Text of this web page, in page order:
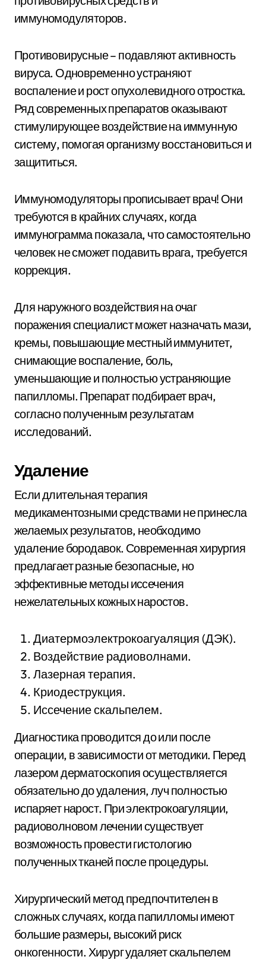
иммуномодуляторов.
Противовирусные – подавляют активность
вируса. Одновременно устраняют
воспаление и рост опухолевидного отростка.
Ряд современных препаратов оказывают
стимулирующее воздействие на иммунную
систему, помогая организму восстановиться и
защититься.
Иммуномодуляторы прописывает врач! Они
требуются в крайних случаях, когда
иммунограмма показала, что самостоятельно
человек не сможет подавить врага, требуется
коррекция.
Для наружного воздействия на очаг
поражения специалист может назначать мази,
кремы, повышающие местный иммунитет,
снимающие воспаление, боль,
уменьшающие и полностью устраняющие
папилломы. Препарат подбирает врач,
согласно полученным результатам
исследований.
Удаление
Если длительная терапия
медикаментозными средствами не принесла
желаемых результатов, необходимо
удаление бородавок. Современная хирургия
предлагает разные безопасные, но
эффективные методы иссечения
нежелательных кожных наростов.
Диатермоэлектрокоагуаляция (ДЭК).
Воздействие радиоволнами.
Лазерная терапия.
Криодеструкция.
Иссечение скальпелем.
Диагностика проводится до или после
операции, в зависимости от методики. Перед
лазером дерматоскопия осуществляется
обязательно до удаления, луч полностью
испаряет нарост. При электрокоагуляции,
радиоволновом лечении существует
возможность провести гистологию
полученных тканей после процедуры.
Хирургический метод предпочтителен в
сложных случаях, когда папилломы имеют
большие размеры, высокий риск
онкогенности. Хирург удаляет скальпелем